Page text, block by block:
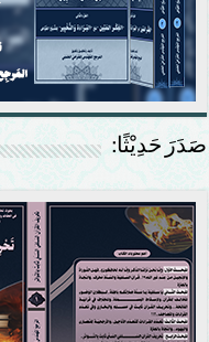
صَدَرَ حَدِيْثًا: